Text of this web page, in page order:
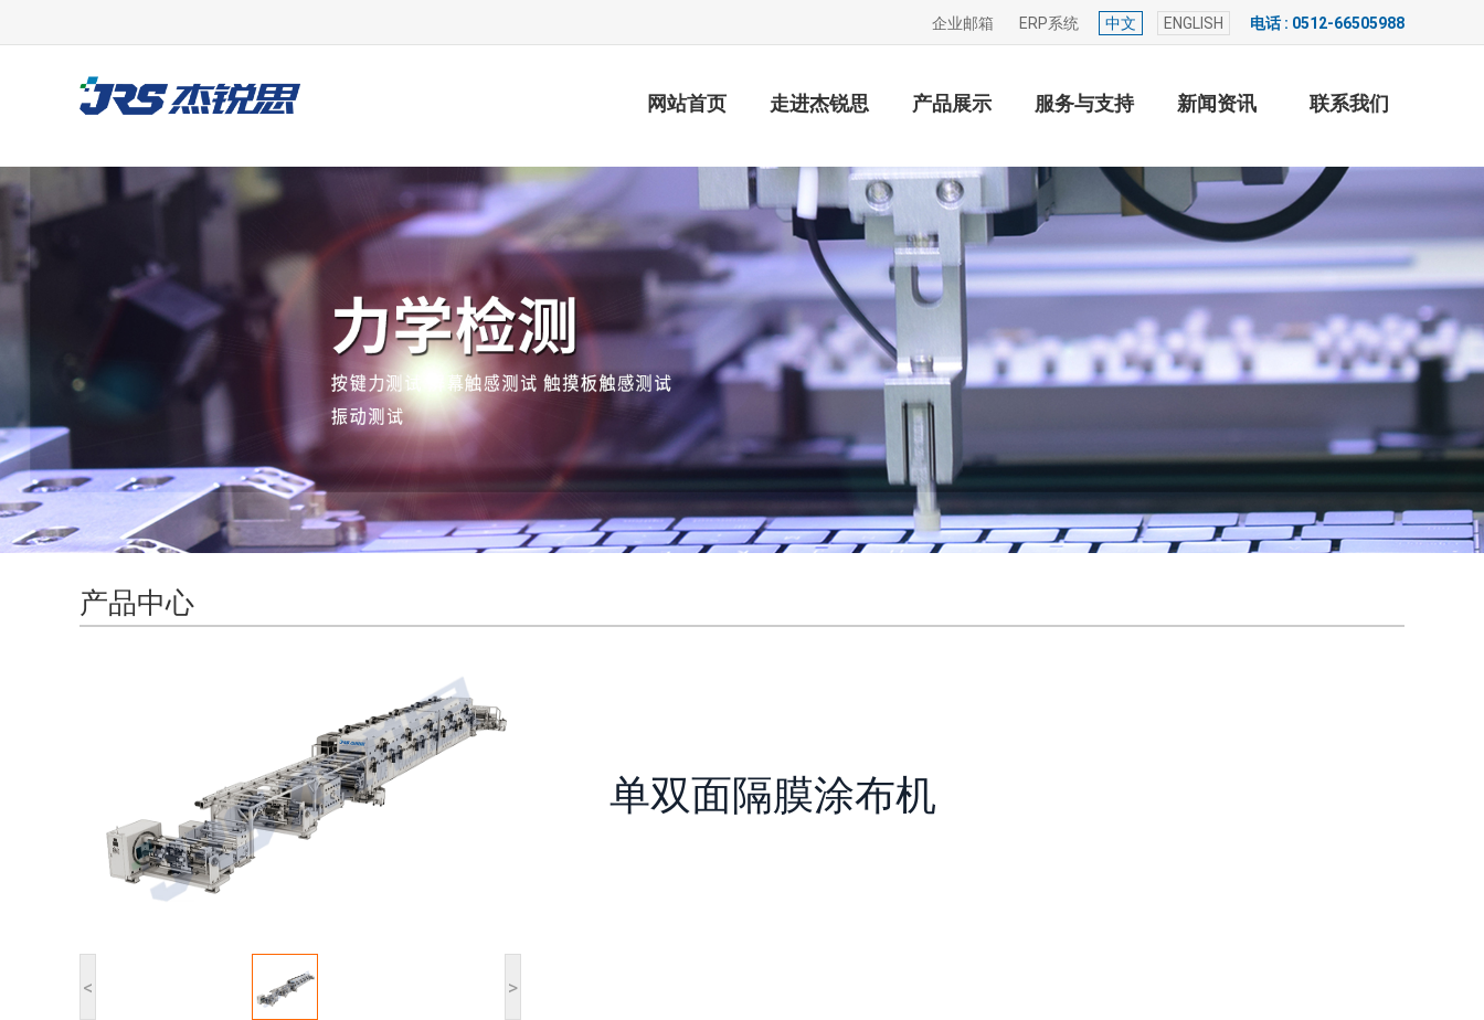
企业邮箱 ERP系统 中文 ENGLISH 电话 : 0512-66505988
网站首页 走进杰锐思 产品展示 服务与支持 新闻资讯 联系我们
产品中心
< >
单双面隔膜涂布机